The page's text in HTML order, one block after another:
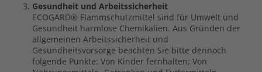
Gesundheit und Arbeitssicherheit
ECOGARD® Flammschutzmittel sind für Umwelt und
Gesundheit harmlose Chemikalien. Aus Gründen der
allgemeinen Arbeitssicherheit und
Gesundheitsvorsorge beachten Sie bitte dennoch
folgende Punkte: Von Kinder fernhalten; Von